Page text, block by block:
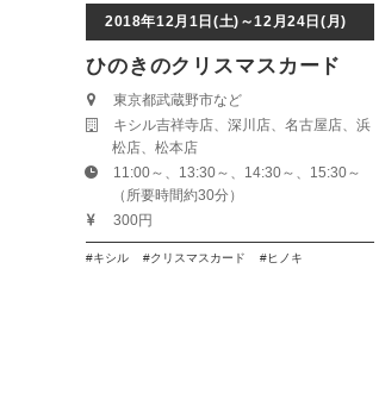
2018年12月1日(土)～12月24日(月)
ひのきのクリスマスカード
東京都武蔵野市など
キシル吉祥寺店、深川店、名古屋店、浜
松店、松本店
11:00～、13:30～、14:30～、15:30～
（所要時間約30分）
300円
キシル クリスマスカード ヒノキ